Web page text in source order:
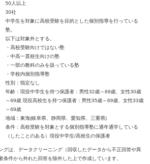
50人以上
30社
中学生を対象に高校受験を目的とした個別指導を行っている
塾。
以下は対象外とする。
・高校受験向けではない塾
・中高一貫校生向けの塾
・一部の教科のみを扱っている塾
・学校内個別指導塾
性別：指定なし
年齢：現役中学生を持つ保護者：男性32歳～69歳、女性30歳
～69歳 現役高校生を持つ保護者：男性35歳～69歳、女性33歳
～69歳
地域：東海(岐阜県、静岡県、愛知県、三重県)
条件：高校受験を対象とする個別指導塾に通年通学している
（したことのある）現役中学生/高校生の保護者
グは、データクリーニング（回収したデータから不正回答や異
条件から外れた回答を除外した上で作成しています。